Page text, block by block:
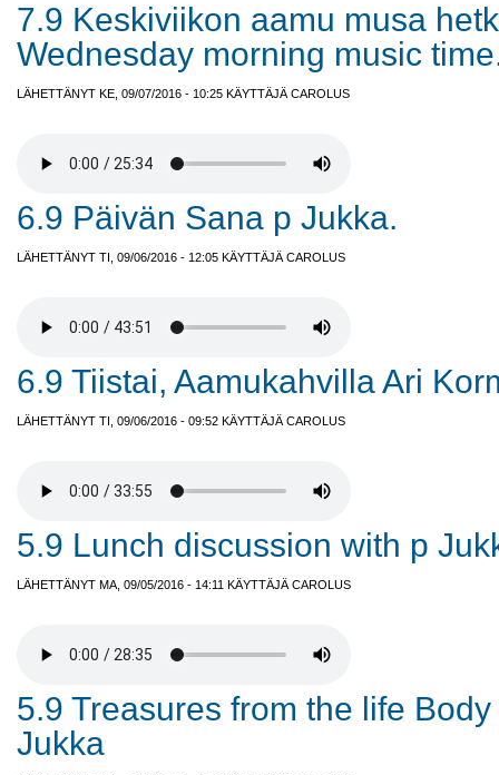
7.9 Keskiviikon aamu musa
Wednesday morning music
LÄHETTÄNYT KE, 09/07/2016 - 10:25 KÄYTTÄJÄ CAROLUS
6.9 Päivän Sana p Jukka.
LÄHETTÄNYT TI, 09/06/2016 - 12:05 KÄYTTÄJÄ CAROLUS
6.9 Tiistai, Aamukahvilla Ari
LÄHETTÄNYT TI, 09/06/2016 - 09:52 KÄYTTÄJÄ CAROLUS
5.9 Lunch discussion with p
LÄHETTÄNYT MA, 09/05/2016 - 14:11 KÄYTTÄJÄ CAROLUS
5.9 Treasures from the life
Jukka